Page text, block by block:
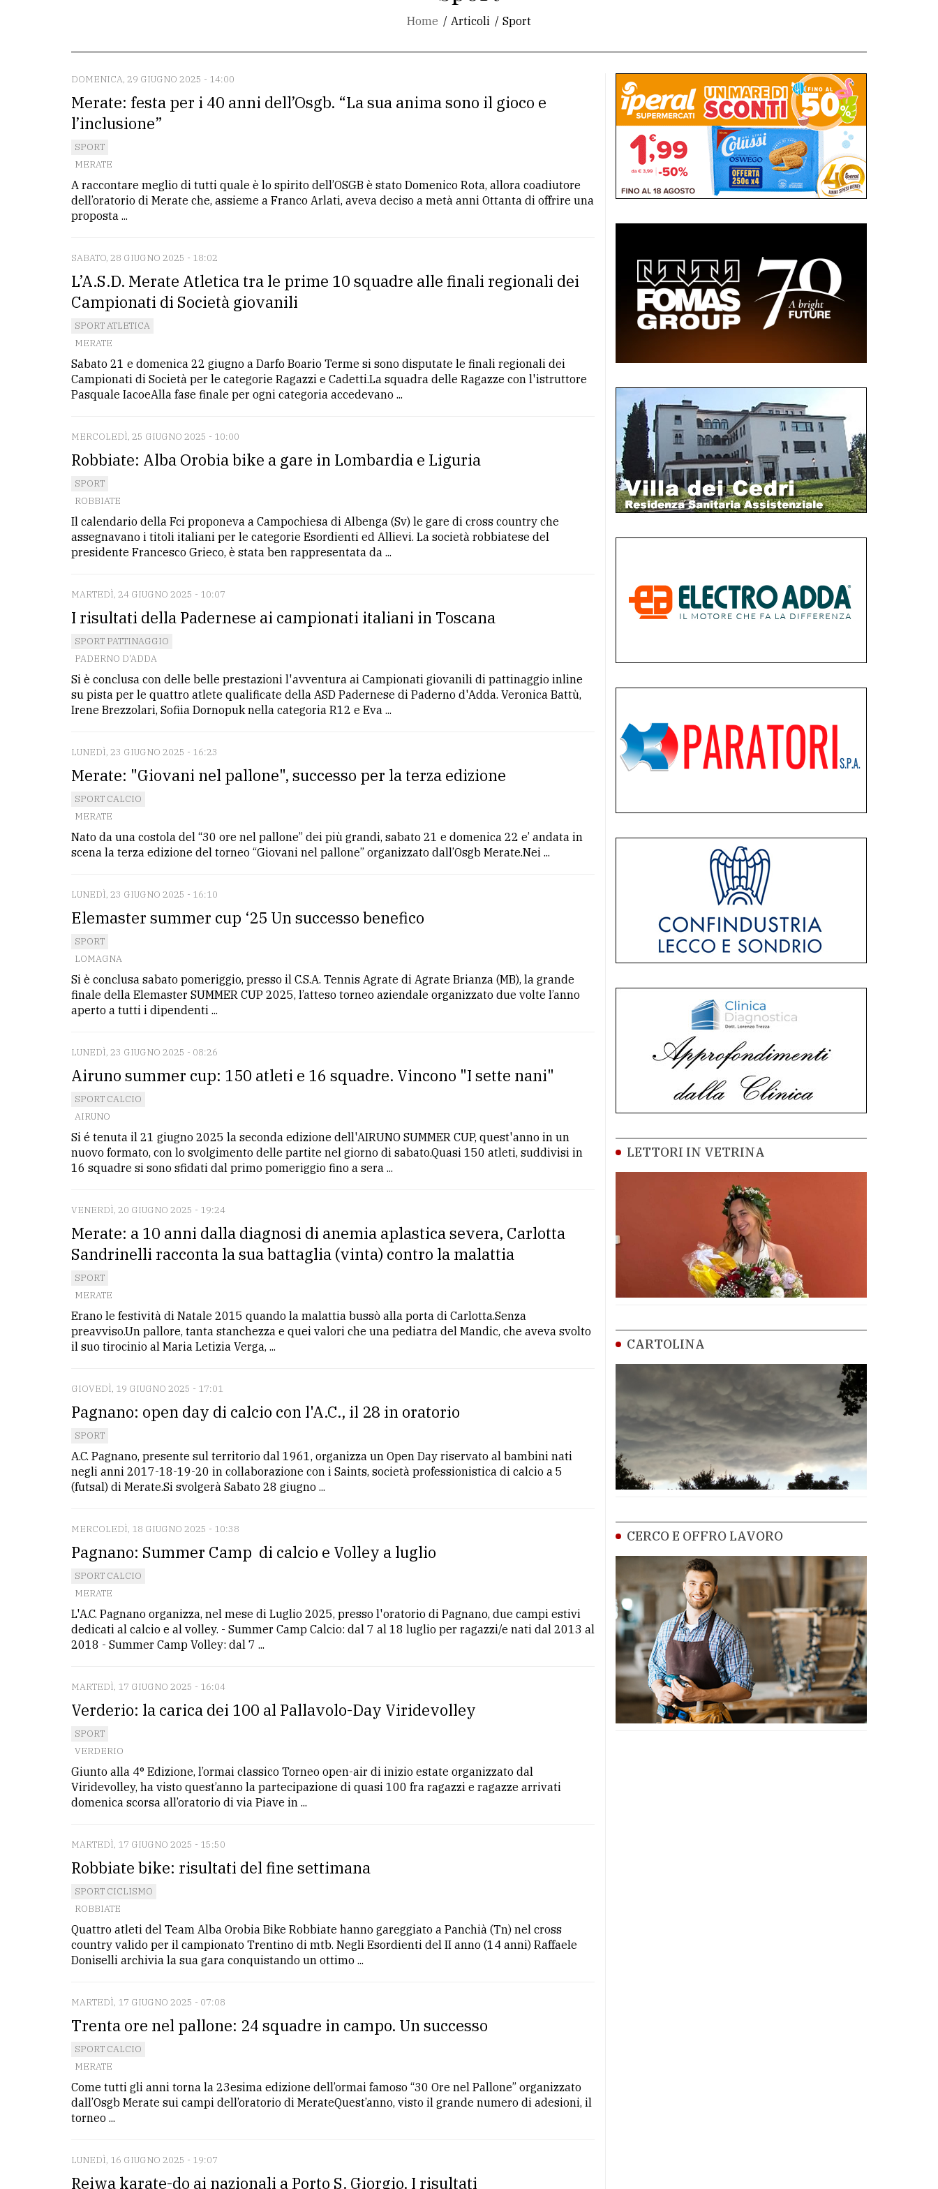
Home Articoli Sport
DOMENICA, 29 GIUGNO 2025 - 14:00
Merate: festa per i 40 anni dell’Osgb. “La sua anima sono il gioco e
l’inclusione”
SPORT
MERATE
A raccontare meglio di tutti quale è lo spirito dell’OSGB è stato Domenico Rota, allora coadiutore
dell’oratorio di Merate che, assieme a Franco Arlati, aveva deciso a metà anni Ottanta di offrire una
proposta ...
SABATO, 28 GIUGNO 2025 - 18:02
L’A.S.D. Merate Atletica tra le prime 10 squadre alle finali regionali dei
Campionati di Società giovanili
SPORT ATLETICA
MERATE
Sabato 21 e domenica 22 giugno a Darfo Boario Terme si sono disputate le finali regionali dei
Campionati di Società per le categorie Ragazzi e Cadetti.La squadra delle Ragazze con l'istruttore
Pasquale IacoeAlla fase finale per ogni categoria accedevano ...
MERCOLEDÌ, 25 GIUGNO 2025 - 10:00
Robbiate: Alba Orobia bike a gare in Lombardia e Liguria
SPORT
ROBBIATE
Il calendario della Fci proponeva a Campochiesa di Albenga (Sv) le gare di cross country che
assegnavano i titoli italiani per le categorie Esordienti ed Allievi. La società robbiatese del
presidente Francesco Grieco, è stata ben rappresentata da ...
MARTEDÌ, 24 GIUGNO 2025 - 10:07
I risultati della Padernese ai campionati italiani in Toscana
SPORT PATTINAGGIO
PADERNO D'ADDA
Si è conclusa con delle belle prestazioni l'avventura ai Campionati giovanili di pattinaggio inline
su pista per le quattro atlete qualificate della ASD Padernese di Paderno d'Adda. Veronica Battù,
Irene Brezzolari, Sofiia Dornopuk nella categoria R12 e Eva ...
LUNEDÌ, 23 GIUGNO 2025 - 16:23
Merate: "Giovani nel pallone", successo per la terza edizione
SPORT CALCIO
MERATE
Nato da una costola del “30 ore nel pallone” dei più grandi, sabato 21 e domenica 22 e’ andata in
scena la terza edizione del torneo “Giovani nel pallone” organizzato dall’Osgb Merate.Nei ...
LUNEDÌ, 23 GIUGNO 2025 - 16:10
Elemaster summer cup ‘25 Un successo benefico
SPORT
LOMAGNA
Si è conclusa sabato pomeriggio, presso il C.S.A. Tennis Agrate di Agrate Brianza (MB), la grande
finale della Elemaster SUMMER CUP 2025, l’atteso torneo aziendale organizzato due volte l’anno
aperto a tutti i dipendenti ...
LUNEDÌ, 23 GIUGNO 2025 - 08:26
Airuno summer cup: 150 atleti e 16 squadre. Vincono "I sette nani"
SPORT CALCIO
AIRUNO
Si é tenuta il 21 giugno 2025 la seconda edizione dell'AIRUNO SUMMER CUP, quest'anno in un
nuovo formato, con lo svolgimento delle partite nel giorno di sabato.Quasi 150 atleti, suddivisi in
16 squadre si sono sfidati dal primo pomeriggio fino a sera ...
VENERDÌ, 20 GIUGNO 2025 - 19:24
Merate: a 10 anni dalla diagnosi di anemia aplastica severa, Carlotta
Sandrinelli racconta la sua battaglia (vinta) contro la malattia
SPORT
MERATE
Erano le festività di Natale 2015 quando la malattia bussò alla porta di Carlotta.Senza
preavviso.Un pallore, tanta stanchezza e quei valori che una pediatra del Mandic, che aveva svolto
il suo tirocinio al Maria Letizia Verga, ...
GIOVEDÌ, 19 GIUGNO 2025 - 17:01
Pagnano: open day di calcio con l'A.C., il 28 in oratorio
SPORT
A.C. Pagnano, presente sul territorio dal 1961, organizza un Open Day riservato al bambini nati
negli anni 2017-18-19-20 in collaborazione con i Saints, società professionistica di calcio a 5
(futsal) di Merate.Si svolgerà Sabato 28 giugno ...
MERCOLEDÌ, 18 GIUGNO 2025 - 10:38
Pagnano: Summer Camp di calcio e Volley a luglio
SPORT CALCIO
MERATE
L'A.C. Pagnano organizza, nel mese di Luglio 2025, presso l'oratorio di Pagnano, due campi estivi
dedicati al calcio e al volley. - Summer Camp Calcio: dal 7 al 18 luglio per ragazzi/e nati dal 2013 al
2018 - Summer Camp Volley: dal 7 ...
MARTEDÌ, 17 GIUGNO 2025 - 16:04
Verderio: la carica dei 100 al Pallavolo-Day Viridevolley
SPORT
VERDERIO
Giunto alla 4° Edizione, l’ormai classico Torneo open-air di inizio estate organizzato dal
Viridevolley, ha visto quest’anno la partecipazione di quasi 100 fra ragazzi e ragazze arrivati
domenica scorsa all’oratorio di via Piave in ...
MARTEDÌ, 17 GIUGNO 2025 - 15:50
Robbiate bike: risultati del fine settimana
SPORT CICLISMO
ROBBIATE
Quattro atleti del Team Alba Orobia Bike Robbiate hanno gareggiato a Panchià (Tn) nel cross
country valido per il campionato Trentino di mtb. Negli Esordienti del II anno (14 anni) Raffaele
Doniselli archivia la sua gara conquistando un ottimo ...
MARTEDÌ, 17 GIUGNO 2025 - 07:08
Trenta ore nel pallone: 24 squadre in campo. Un successo
SPORT CALCIO
MERATE
Come tutti gli anni torna la 23esima edizione dell’ormai famoso “30 Ore nel Pallone” organizzato
dall’Osgb Merate sui campi dell’oratorio di MerateQuest’anno, visto il grande numero di adesioni, il
torneo ...
LUNEDÌ, 16 GIUGNO 2025 - 19:07
Reiwa karate-do ai nazionali a Porto S. Giorgio. I risultati
LETTORI IN VETRINA
CARTOLINA
CERCO E OFFRO LAVORO